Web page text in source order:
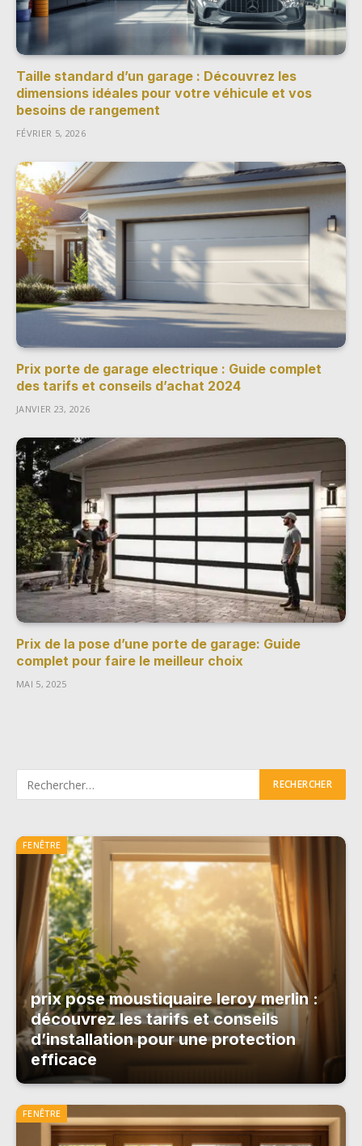
Taille standard d’un garage : Découvrez les
dimensions idéales pour votre véhicule et vos
besoins de rangement
FÉVRIER 5, 2026
Prix porte de garage electrique : Guide complet
des tarifs et conseils d’achat 2024
JANVIER 23, 2026
Prix de la pose d’une porte de garage: Guide
complet pour faire le meilleur choix
MAI 5, 2025
FENÊTRE
prix pose moustiquaire leroy merlin :
découvrez les tarifs et conseils
d’installation pour une protection
efficace
FENÊTRE